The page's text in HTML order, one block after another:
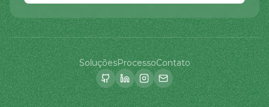
SoluçõesProcessoContato